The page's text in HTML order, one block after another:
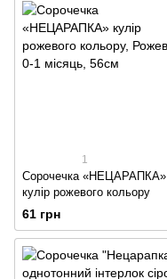
1
Сорочечка «НЕЦАРАПКА»
кулір рожевого кольору
61 грн